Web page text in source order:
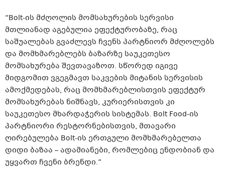
“Bolt-ის მძღოლის მომსახურების სერვისი
მთლიანად აგებულია ეფექტურობაზე, რაც
საშუალებას გვაძლევს ჩვენს პარტნიორ მძღოლებს
და მომხმარებლებს ბაზარზე საუკეთესო
მომსახურება შევთავაზოთ. სწორედ იგივე
მიდგომით ვგეგმავთ საკვების მიტანის სერვისის
ამოქმედებას, რაც მომხმარებლისთვის ეფექტურ
მომსახურებას ნიშნავს, კურიერისთვის კი
საუკეთესო მხარდაჭერის სისტემას. Bolt Food-ის
პარტნიორი რესტორნებისთვის, მთავარი
ღირებულება Bolt-ის ერთგული მომხმარებელთა
დიდი ბაზაა – ადამიანები, რომლებიც ენდობიან და
უყვართ ჩვენი ბრენდი.”